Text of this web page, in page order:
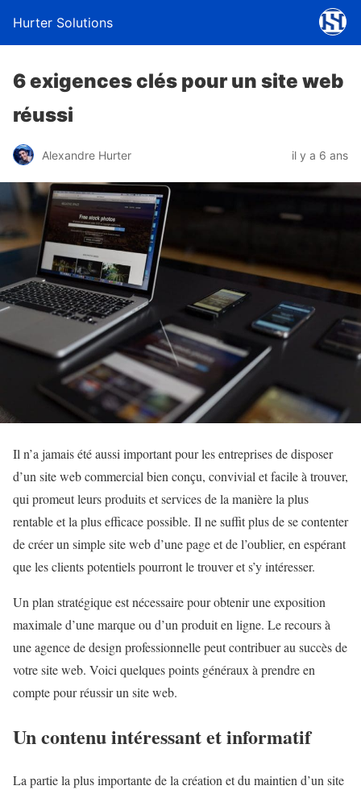
Hurter Solutions
6 exigences clés pour un site web
réussi
Alexandre Hurter il y a 6 ans
Il n’a jamais été aussi important pour les entreprises de disposer
d’un site web commercial bien conçu, convivial et facile à trouver,
qui promeut leurs produits et services de la manière la plus
rentable et la plus efficace possible. Il ne suffit plus de se contenter
de créer un simple site web d’une page et de l’oublier, en espérant
que les clients potentiels pourront le trouver et s’y intéresser.
Un plan stratégique est nécessaire pour obtenir une exposition
maximale d’une marque ou d’un produit en ligne. Le recours à
une agence de design professionnelle peut contribuer au succès de
votre site web. Voici quelques points généraux à prendre en
compte pour réussir un site web.
Un contenu intéressant et informatif
La partie la plus importante de la création et du maintien d’un site